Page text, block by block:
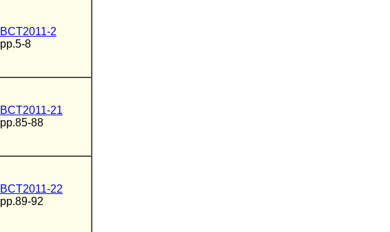
BCT2011-2
pp.5-8
BCT2011-21
pp.85-88
BCT2011-22
pp.89-92